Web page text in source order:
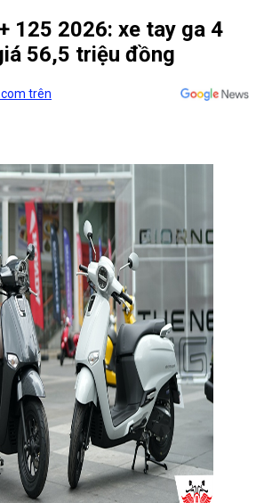
125 2026: xe tay ga 4
56,5 triệu đồng
trên